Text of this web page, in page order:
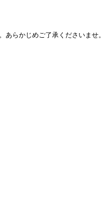
らかじめご了承くださいませ。